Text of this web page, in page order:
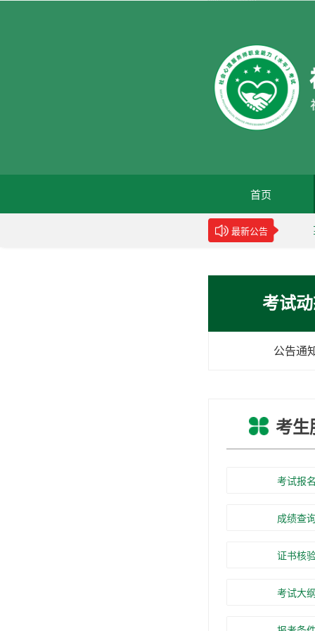
首页
最新公告
新华网：世卫组织呼
考试
公告通
考生
考试报
成绩查
证书核
考试大